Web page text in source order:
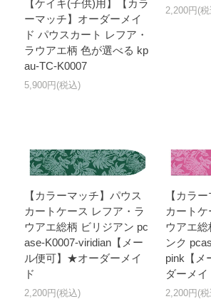
【ケイキ(子供)用】【カラ
ーマッチ】オーダーメイ
ド パウスカート レフア・
ラウアエ柄 色が選べる kp
au-TC-K0007
5,900円(税込)
2,200円(
【カラーマッチ】パウス
カートケース レフア・ラ
ウアエ総柄 ビリジアン pc
ase-K0007-viridian【メー
ル便可】★オーダーメイ
ド
2,200円(税込)
【カラ
カート
ウアエ
ンク
pink【メ
ダーメイ
2,200円(